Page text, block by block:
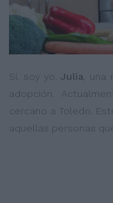
Sí, soy yo.Julia, una
adopción.
cercano a Toledo.
aquellas personas